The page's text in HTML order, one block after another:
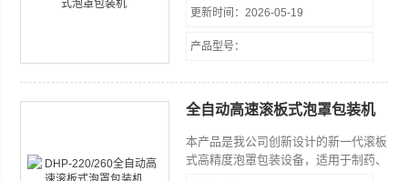
更新时间：2026-05-19
产品型号：
全自动高速滚板式泡罩包装机
本产品是我公司创新设计的新一代滚板
式高精度泡罩包装设备，适用于制药、